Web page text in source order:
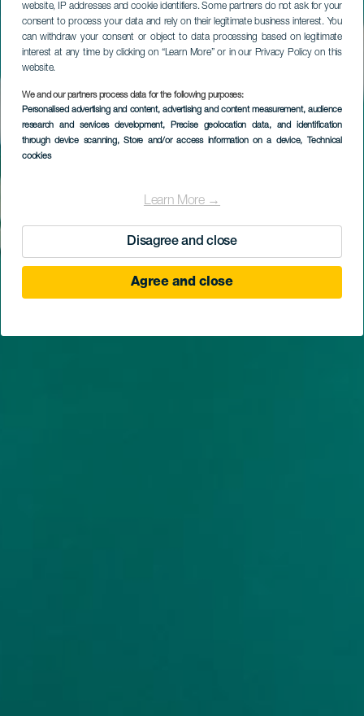
website, IP addresses and cookie identifiers. Some partners do not ask for your
consent to process your data and rely on their legitimate business interest. You
can withdraw your consent or object to data processing based on legitimate
interest at any time by clicking on “Learn More” or in our Privacy Policy on this
website.
We and our partners process data for the following purposes:
Personalised advertising and content, advertising and content measurement, audience
research and services development, Precise geolocation data, and identification
through device scanning, Store and/or access information on a device, Technical
cookies
Learn More →
Disagree and close
Agree and close